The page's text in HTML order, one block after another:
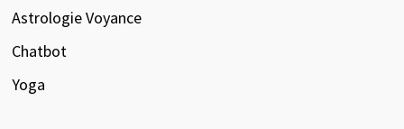
Astrologie Voyance
Chatbot
Yoga